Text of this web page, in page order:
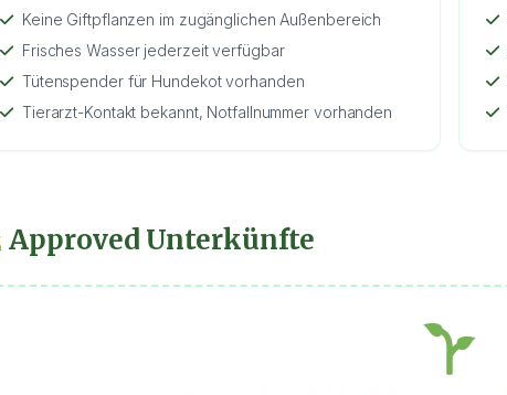
Keine Giftpflanzen im zugänglichen Außenbereich
Frisches Wasser jederzeit verfügbar
Tütenspender für Hundekot vorhanden
Tierarzt-Kontakt bekannt, Notfallnummer vorhanden
Approved Unterkünfte